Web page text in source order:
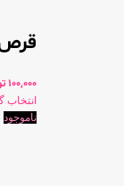
قرص
100,000
انتخاب
ناموجود